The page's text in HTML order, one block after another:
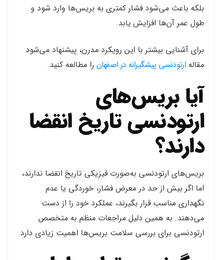
بلکه باعث می‌شود فشار کمتری به بریس‌ها وارد شود و
طول عمر آن‌ها افزایش یابد.
برای آشنایی بیشتر با این رویکرد مدرن، پیشنهاد می‌شود
مقالهارتودنسی پیشگیرانه در اصفهان را مطالعه کنید.
آیا بریس‌های
ارتودنسی تاریخ انقضا
دارند؟
بریس‌های ارتودنسی به‌صورت فیزیکی تاریخ انقضا ندارند،
اما اگر بیش از حد در معرض فشار، خوردگی یا عدم
نگهداری مناسب قرار بگیرند، عملکرد خود را از دست
می‌دهند. به همین دلیل مراجعات منظم به متخصص
ارتودنسی برای بررسی سلامت بریس‌ها اهمیت زیادی دارد.